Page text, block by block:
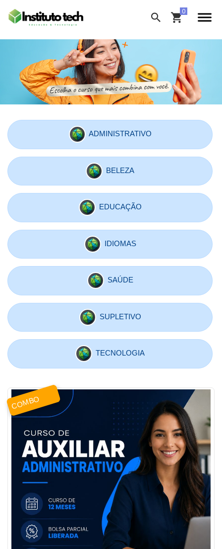
ADMINISTRATIVO
BELEZA
EDUCAÇÃO
IDIOMAS
SAÚDE
SUPLETIVO
TECNOLOGIA
COMBO